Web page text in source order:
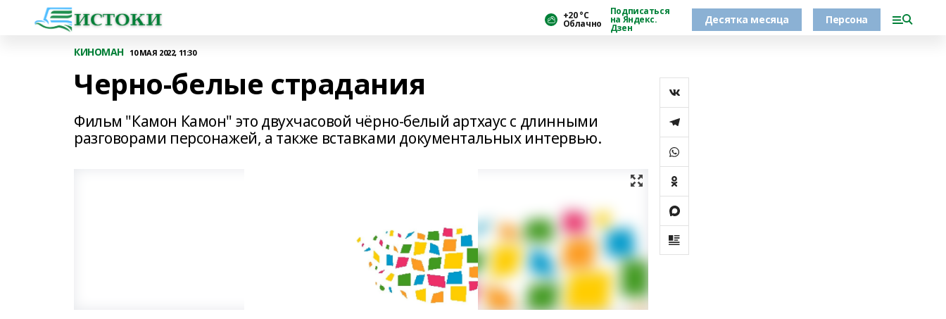
+20 °С
Облачно
Подписаться
на Яндекс.
Дзен
Десятка месяца Персона
КИНОМАН 10 МАЯ 2022, 11:30
Черно-белые страдания
Фильм "Камон Камон" это двухчасовой чёрно-белый артхаус с длинными
разговорами персонажей, а также вставками документальных интервью.